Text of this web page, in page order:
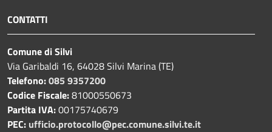
CONTATTI
Comune di Silvi
Via Garibaldi 16, 64028 Silvi Marina (TE)
Telefono:085 9357200
Codice Fiscale:81000550673
Partita IVA:00175740679
PEC: ufficio.protocollo@pec.comune.silvi.te.it